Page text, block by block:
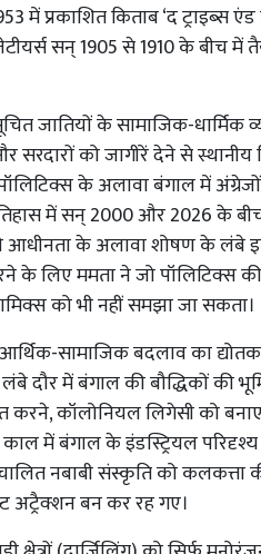
में प्रकाशित किताब ‘द
सन् 1905 से 1910 के बीच
जातियों के सामाजिक-
को जागीरें देने से
के अलावा बंगाल में
में सन् 2000 और 2026 के
आधीनता के अलावा शोषण के लंबे
के लिए ममता ने जो पॉलिटिक्स
को भी नहीं समझा जा सकता।
आर्थिक-सामाजिक बदलाव का
लंबे दौर में बंगाल की बौद्धिकों
करने, कॉलोनियल लिगेसी को
काल में बंगाल के इंडस्ट्रियल
नबाबी संस्कृति को
अट्रैक्शन बन कर रह गए।